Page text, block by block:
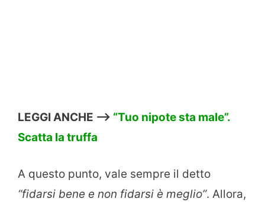
LEGGI ANCHE –> “Tuo nipote sta male”.
Scatta la truffa
A questo punto, vale sempre il detto
“fidarsi bene e non fidarsi è meglio”. Allora,